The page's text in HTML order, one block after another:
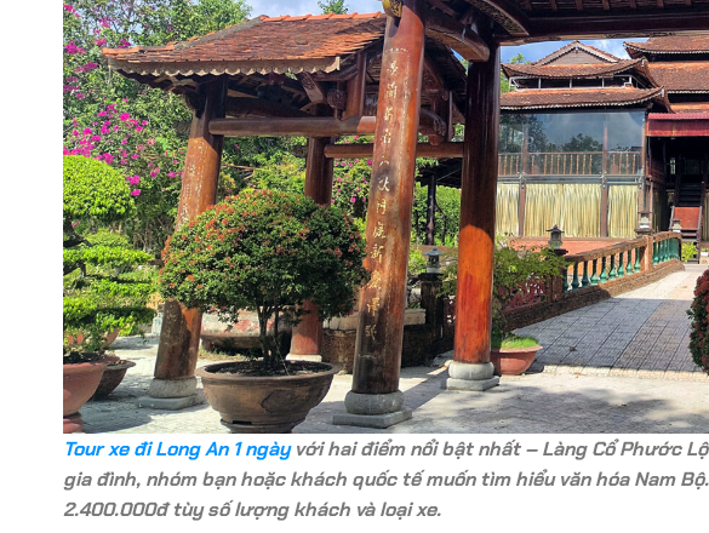
Tour xe đi Long An 1 ngàyvới hai điểm nổi bật nhất – Làng Cổ Phước
gia đình, nhóm bạn hoặc khách quốc tế muốn tìm hiểu văn hóa Nam
2.400.000đ tùy số lượng khách và loại xe.